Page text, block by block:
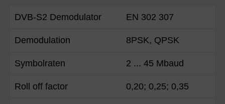
DVB-S2 Demodulator EN 302 307
Demodulation 8PSK, QPSK
Symbolraten 2 ... 45 Mbaud
Roll off factor 0,20; 0,25; 0,35